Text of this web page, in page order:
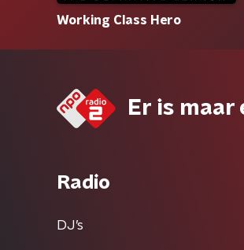
Working Class Hero
Er is maar
Radio
DJ’s